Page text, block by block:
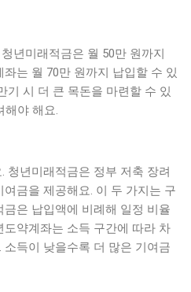
년미래적금은 월 50만 원까지
는 월 70만 원까지 납입할 수 있
기 시 더 큰 목돈을 마련할 수 있
해야 해요.
청년미래적금은 정부 저축 장려
금을 제공해요. 이 두 가지는 구
은 납입액에 비례해 일정 비율
약계좌는 소득 구간에 따라 차
득이 낮을수록 더 많은 기여금